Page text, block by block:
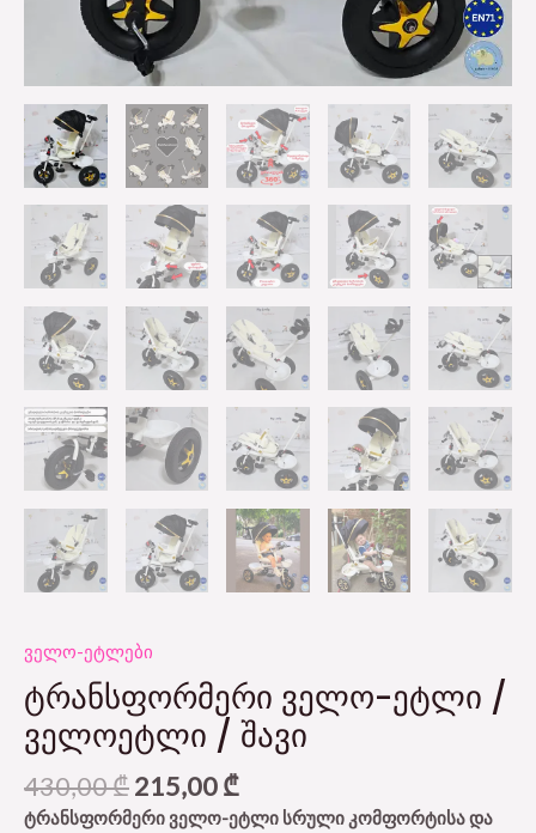
ველო-ეტლები
ᲢᲠᲐᲜᲡᲤᲝᲠᲛᲔᲠᲘ ᲕᲔᲚᲝ-ᲔᲢᲚᲘ /
ᲕᲔᲚᲝᲔᲢᲚᲘ / ᲨᲐᲕᲘ
430,00₾215,00₾
ტრანსფორმერი ველო-ეტლი სრული კომფორტისა და